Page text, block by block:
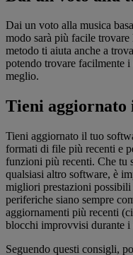
Dai un voto alla musica
modo sarà più facile
metodo ti aiuta anche a
potendo trovare facilmente
meglio.
Tieni aggiornato
Tieni aggiornato il tuo
formati di file più recenti e
funzioni più recenti. Che
qualsiasi altro software, è
migliori prestazioni
periferiche siano sempre
aggiornamenti più recenti
blocchi improvvisi durante i
Seguendo questi consigli,